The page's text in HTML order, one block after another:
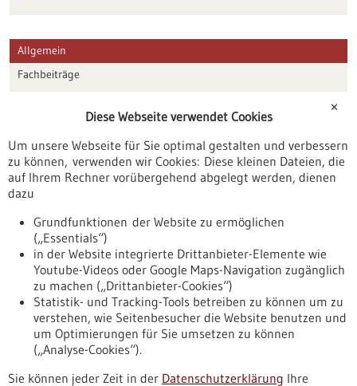
Allgemein
Fachbeiträge
Veranstaltungen
Erscheinungsdatum
Nach oben
✕
Diese Webseite verwendet Cookies
Um unsere Webseite für Sie optimal gestalten und verbessern
zu können, verwenden wir Cookies: Diese kleinen Dateien, die
auf Ihrem Rechner vorübergehend abgelegt werden, dienen
dazu
Grundfunktionen der Website zu ermöglichen
(„Essentials“)
in der Website integrierte Drittanbieter-Elemente wie
Youtube-Videos oder Google Maps-Navigation zugänglich
zu machen („Drittanbieter-Cookies“)
Statistik- und Tracking-Tools betreiben zu können um zu
verstehen, wie Seitenbesucher die Website benutzen und
um Optimierungen für Sie umsetzen zu können
(„Analyse-Cookies“).
Sie können jeder Zeit in der Datenschutzerklärung Ihre